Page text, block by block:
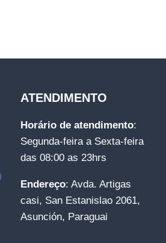
ATENDIMENTO
Horário de atendimento:
Segunda-feira a Sexta-feira
das 08:00 as 23hrs
Endereço: Avda. Artigas
casi, San Estanislao 2061,
Asunción, Paraguai